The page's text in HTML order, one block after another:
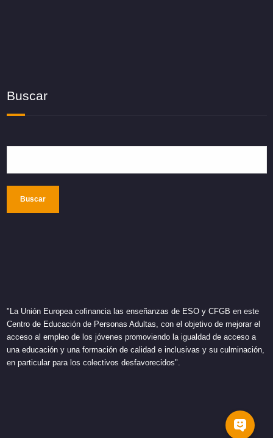
Buscar
Buscar
"La Unión Europea cofinancia las enseñanzas de ESO y CFGB en este
Centro de Educación de Personas Adultas, con el objetivo de mejorar el
acceso al empleo de los jóvenes promoviendo la igualdad de acceso a
una educación y una formación de calidad e inclusivas y su culminación,
en particular para los colectivos desfavorecidos".